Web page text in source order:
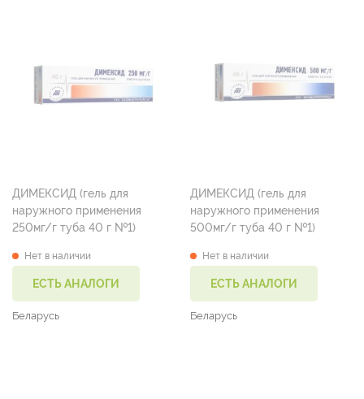
ДИМЕКСИД (гель для
наружного применения
250мг/г туба 40 г №1)
Нет в наличии
ЕСТЬ АНАЛОГИ
Беларусь
ДИМЕКСИД (гель для
наружного применения
500мг/г туба 40 г №1)
Нет в наличии
ЕСТЬ АНАЛОГИ
Беларусь